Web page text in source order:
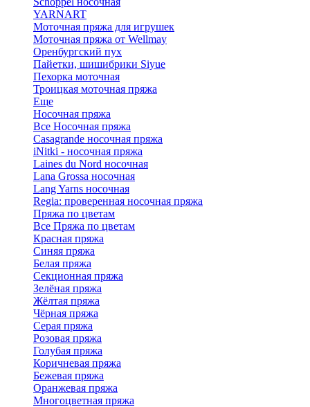
YARNART
Моточная пряжа для игрушек
Моточная пряжа от Wellmay
Оренбургский пух
Пайетки, шишибрики Siyue
Пехорка моточная
Троицкая моточная пряжа
Еще
Носочная пряжа
Все Носочная пряжа
Casagrande носочная пряжа
iNitki - носочная пряжа
Laines du Nord носочная
Lana Grossa носочная
Lang Yarns носочная
Regia: проверенная носочная пряжа
Пряжа по цветам
Все Пряжа по цветам
Красная пряжа
Синяя пряжа
Белая пряжа
Секционная пряжа
Зелёная пряжа
Жёлтая пряжа
Чёрная пряжа
Серая пряжа
Розовая пряжа
Голубая пряжа
Коричневая пряжа
Бежевая пряжа
Оранжевая пряжа
Многоцветная пряжа